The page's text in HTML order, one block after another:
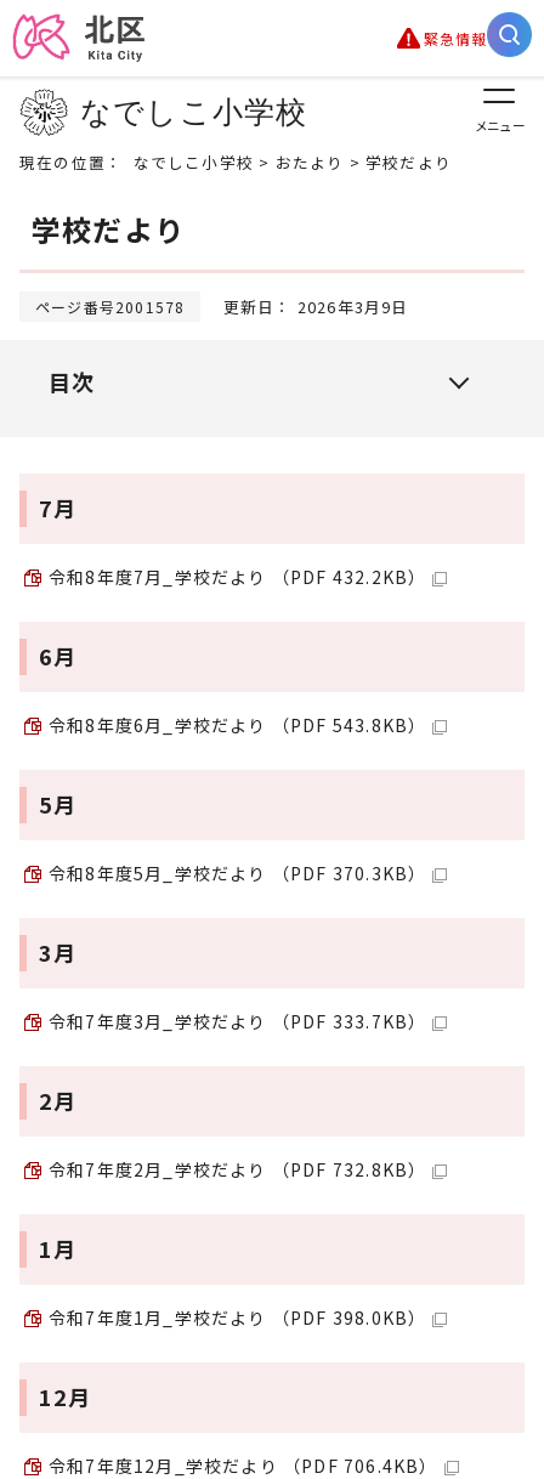
緊急情報
なでしこ小学校 メニュー
現在の位置： なでしこ小学校 > おたより > 学校だより
学校だより
ページ番号2001578 更新日： 2026年3月9日
目次
7月
令和8年度7月_学校だより （PDF 432.2KB）
6月
令和8年度6月_学校だより （PDF 543.8KB）
5月
令和8年度5月_学校だより （PDF 370.3KB）
3月
令和7年度3月_学校だより （PDF 333.7KB）
2月
令和7年度2月_学校だより （PDF 732.8KB）
1月
令和7年度1月_学校だより （PDF 398.0KB）
12月
令和7年度12月_学校だより （PDF 706.4KB）